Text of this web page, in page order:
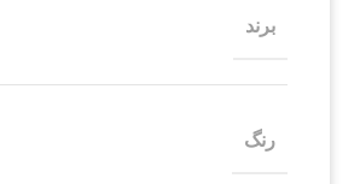
برند
رنگ